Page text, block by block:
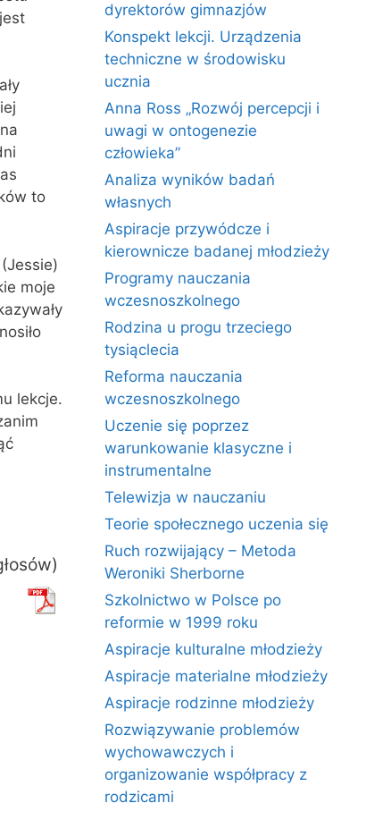
to
moje
lekcje.
dyrektorów gimnazjów
Konspekt lekcji. Urządzenia
techniczne w środowisku
ucznia
Anna Ross „Rozwój percepcji i
uwagi w ontogenezie
człowieka”
Analiza wyników badań
własnych
Aspiracje przywódcze i
kierownicze badanej młodzieży
Programy nauczania
wczesnoszkolnego
Rodzina u progu trzeciego
tysiąclecia
Reforma nauczania
wczesnoszkolnego
Uczenie się poprzez
warunkowanie klasyczne i
instrumentalne
Telewizja w nauczaniu
Teorie społecznego uczenia się
Ruch rozwijający – Metoda
Weroniki Sherborne
Szkolnictwo w Polsce po
reformie w 1999 roku
Aspiracje kulturalne młodzieży
Aspiracje materialne młodzieży
Aspiracje rodzinne młodzieży
Rozwiązywanie problemów
wychowawczych i
organizowanie współpracy z
rodzicami